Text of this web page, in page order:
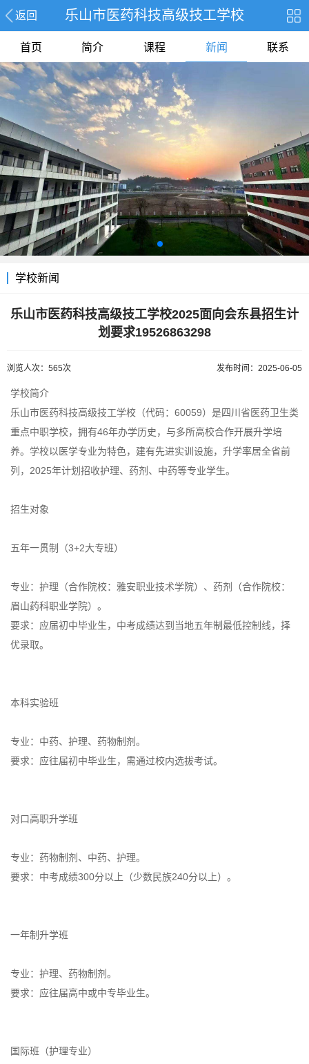
返回 乐山市医药科技高级技工学校
首页 简介 课程 新闻 联系
学校新闻
乐山市医药科技高级技工学校2025面向会东县招生计
划要求19526863298
浏览人次：565次 发布时间：2025-06-05
学校简介
乐山市医药科技高级技工学校（代码：60059）是四川省医药卫生类
重点中职学校，拥有46年办学历史，与多所高校合作开展升学培
养。学校以医学专业为特色，建有先进实训设施，升学率居全省前
列，2025年计划招收护理、药剂、中药等专业学生。
招生对象
五年一贯制（3+2大专班）
专业：护理（合作院校：雅安职业技术学院）、药剂（合作院校：
眉山药科职业学院）。
要求：应届初中毕业生，中考成绩达到当地五年制最低控制线，择
优录取。
本科实验班
专业：中药、护理、药物制剂。
要求：应往届初中毕业生，需通过校内选拔考试。
对口高职升学班
专业：药物制剂、中药、护理。
要求：中考成绩300分以上（少数民族240分以上）。
一年制升学班
专业：护理、药物制剂。
要求：应往届高中或中专毕业生。
国际班（护理专业）